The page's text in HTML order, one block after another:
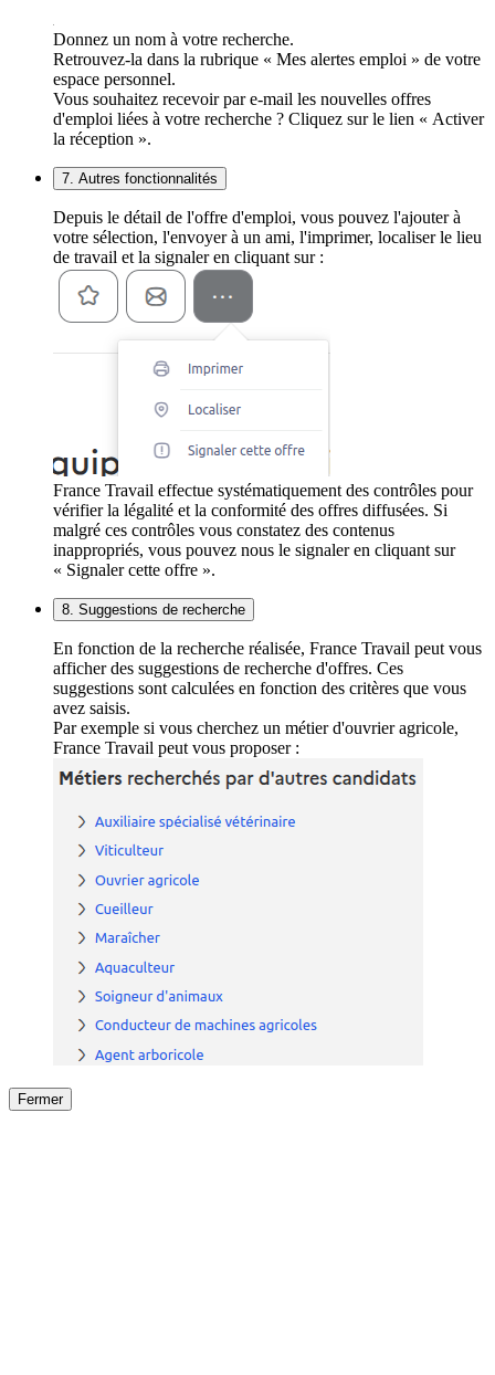
Donnez un nom à votre recherche.
Retrouvez-la dans la rubrique « Mes alertes emploi » de votre
espace personnel.
Vous souhaitez recevoir par e-mail les nouvelles offres
d'emploi liées à votre recherche ? Cliquez sur le lien « Activer
la réception ».
7. Autres fonctionnalités
Depuis le détail de l'offre d'emploi, vous pouvez l'ajouter à
votre sélection, l'envoyer à un ami, l'imprimer, localiser le lieu
de travail et la signaler en cliquant sur :
France Travail effectue systématiquement des contrôles pour
vérifier la légalité et la conformité des offres diffusées. Si
malgré ces contrôles vous constatez des contenus
inappropriés, vous pouvez nous le signaler en cliquant sur
« Signaler cette offre ».
8. Suggestions de recherche
En fonction de la recherche réalisée, France Travail peut vous
afficher des suggestions de recherche d'offres. Ces
suggestions sont calculées en fonction des critères que vous
avez saisis.
Par exemple si vous cherchez un métier d'ouvrier agricole,
France Travail peut vous proposer :
Fermer